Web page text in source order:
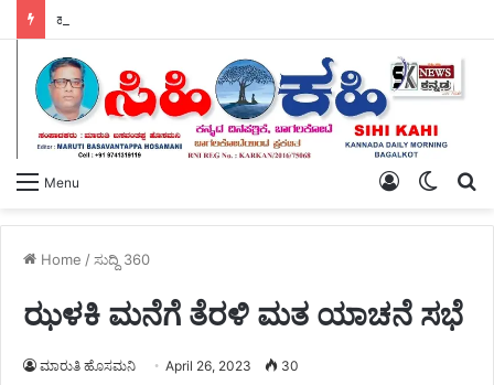
ಹಸಿರು ಸೇನೆಯ ಯುವ ಘಟಕದ ಅಧ್ಯಕ್ಷರಾಗಿ ಪ್ರಶಾಂತ ಭೂಸನೂರ ಆಯ್ಕೆ.
Menu
Switch
Log
Home /ಸುದ್ದಿ 360
ಝಳಕಿ ಮನೆಗೆ ತೆರಳಿ ಮತ ಯಾಚನೆ ಸಭೆ
ಮಾರುತಿ ಹೊಸಮನಿ April 26, 2023 30